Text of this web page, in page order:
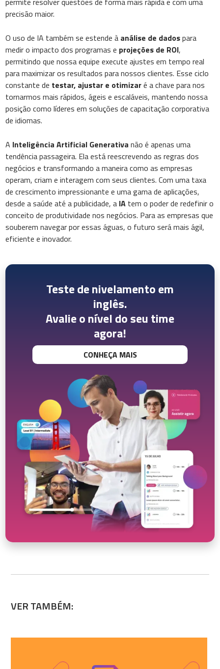
precisão maior.
O uso de IA também se estende à análise de dadospara
medir o impacto dos programas e projeções de ROI,
permitindo que nossa equipe execute ajustes em tempo real
para maximizar os resultados para nossos clientes. Esse ciclo
constante de testar, ajustar e otimizaré a chave para nos
tornarmos mais rápidos, ágeis e escaláveis, mantendo nossa
posição como líderes em soluções de capacitação corporativa
de idiomas.
A Inteligência Artificial Generativa não é apenas uma
tendência passageira. Ela está reescrevendo as regras dos
negócios e transformando a maneira como as empresas
operam, criam e interagem com seus clientes. Com uma taxa
de crescimento impressionante e uma gama de aplicações,
desde a saúde até a publicidade, a IA tem o poder de redefinir o
conceito de produtividade nos negócios. Para as empresas que
souberem navegar por essas águas, o futuro será mais ágil,
eficiente e inovador.
Teste de nivelamento em
inglês.
Avalie o nível do seu time
agora!
CONHEÇA MAIS
VER TAMBÉM: